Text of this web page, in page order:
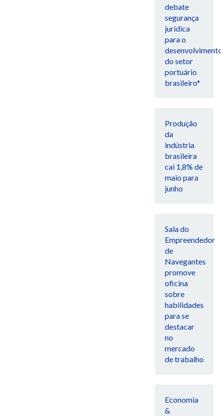
debate
segurança
jurídica
para o
do setor
portuário
brasileiro*
Produção
da
indústria
brasileira
cai 1,8% de
maio para
junho
Sala do
Empreendedor
de
Navegantes
promove
oficina
sobre
habilidades
para se
destacar
no
mercado
de trabalho
Economia
&